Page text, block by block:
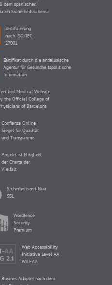
dem spanischen
Sicherheitsschema
Zertifizierung
nach ISO/IEC
27001
Zertifikat durch die andalusische
Agentur für Gesundheitspolitische
Information
Medical Website
the Official College of
of Barcelona
Confianza Online-
Siegel für Qualität
und Transparenz
Projekt ist Mitglied
der Charta der
Vielfalt
Sicherheitszertifikat
SSL
Wordfence
Security
Premium
Web Accessibility
Initiative Level AA
WAI-AA
Adapter nach dem